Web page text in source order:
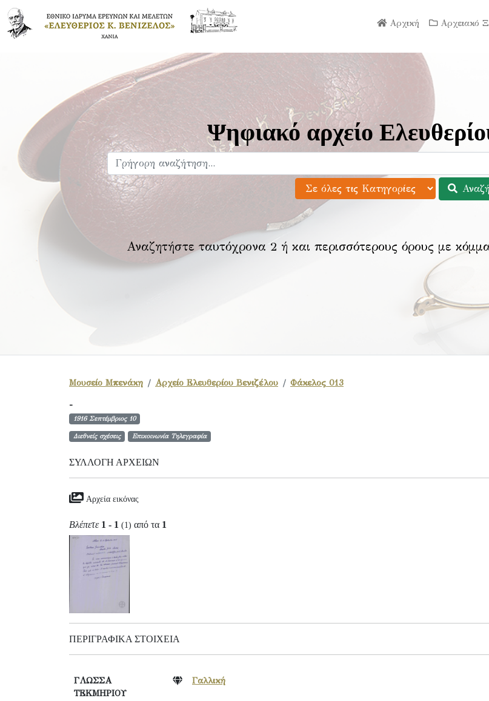
Αρχική Αρχειακό
Ψηφιακό αρχείο
Αναζητήστε ταυτόχρονα 2 ή και περισσότερους όρους με
Μουσείο Μπενάκη Αρχείο Ελευθερίου Βενιζέλου Φάκελος 013
-
1916 Σεπτέμβριος 10
Διεθνείς σχέσεις Επικοινωνία Τηλεγραφία
ΣΥΛΛΟΓΉ ΑΡΧΕΊΩΝ
Αρχεία εικόνας
Βλέπετε 1 - 1 (1) από τα 1
ΠΕΡΙΓΡΑΦΙΚΆ ΣΤΟΙΧΕΊΑ
ΓΛΩΣΣΑ
ΤΕΚΜΗΡΙΟΥ
Γαλλική